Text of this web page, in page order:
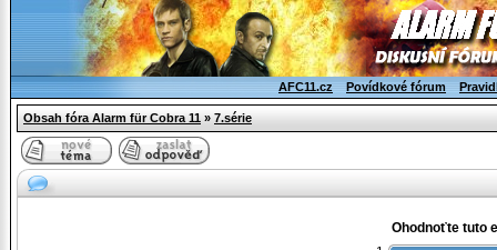
AFC11.cz Povídkové fórum
Obsah fóra Alarm für Cobra 11 » 7.série
Ohodnoťte tuto